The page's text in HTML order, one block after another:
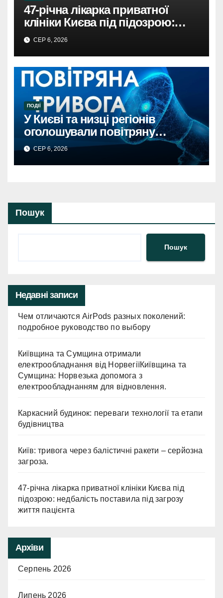
47-річна лікарка приватної
клініки Києва під підозрою:
недбалість поставила під
загрозу життя пацієнта
СЕР 6, 2026
ПОДІЇ
У Києві та низці регіонів
оголошували повітряну
тривогу через загрозу
балістикиПовітряна тривога в
Києві та регіонах: загроза
СЕР 6, 2026
Пошук
Пошук
Недавні записи
Чем отличаются AirPods разных поколений:
подробное руководство по выбору
Київщина та Сумщина отримали
електрообладнання від НорвегіїКиївщина та
Сумщина: Норвезька допомога з
електрообладнанням для відновлення.
Каркасний будинок: переваги технології та етапи
будівництва
Київ: тривога через балістичні ракети – серйозна
загроза.
47-річна лікарка приватної клініки Києва під
підозрою: недбалість поставила під загрозу
життя пацієнта
Архіви
Серпень 2026
Липень 2026